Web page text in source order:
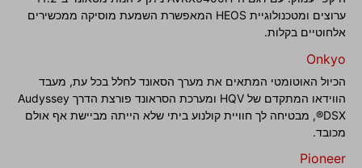
ערוצים ומטכנולוגיית HEOS המאפשרת השמעת מוסיקה ממכשירים
אלחוטיים בקלות.
Onkyo
הכיול האוטומטי המתאים את מערך הסאונד לחלל בכל עת, מעבד
הווידאו המתקדם של HQV ומערכת הסראונד פורצת הדרך Audyssey
DSX®, מבטיחה לך חוויית קולנוע ביתי שלא הייתה מביישת אף אולם
מכובד.
Pioneer